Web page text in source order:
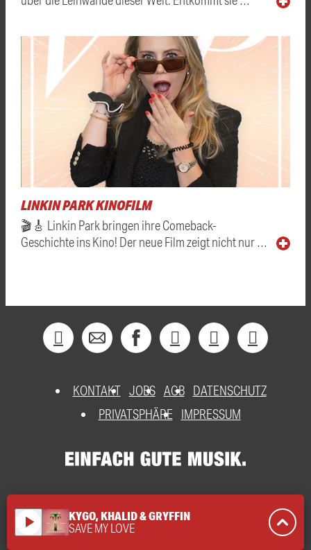
LINKIN PARK KINOFILM
🎬🎸 Linkin Park bringen ihre Comeback-
Geschichte ins Kino! Der neue Film zeigt nicht nur …
KONTAKT JOBS AGB DATENSCHUTZ
PRIVATSPHÄRE
IMPRESSUM
play_arrow KYGO, KHALID & GRYFFIN
SAVE MY LOVE